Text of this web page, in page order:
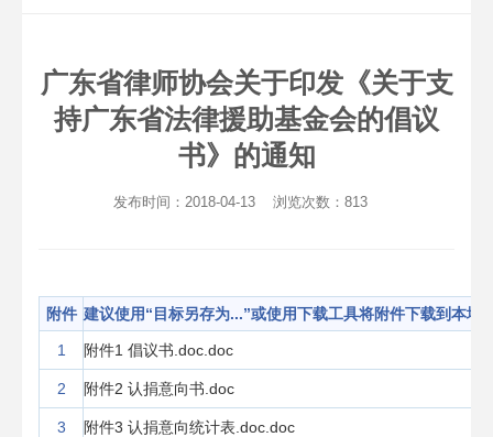
广东省律师协会关于印发《关于支
持广东省法律援助基金会的倡议
书》的通知
发布时间：2018-04-13 浏览次数： 813
附件 建议使用“目标另存为...”或使用下载工具将附件下载到本地
1 附件1 倡议书.doc.doc
2 附件2 认捐意向书.doc
3 附件3 认捐意向统计表.doc.doc